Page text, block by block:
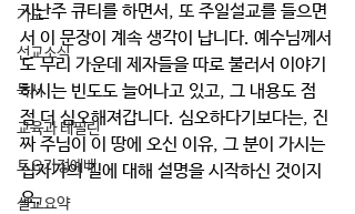
기도
선교소식
독서
교육과 테필린
토요가정예배
설교요약
지난주 큐티를 하면서, 또 주일설교를 들으면
서 이 문장이 계속 생각이 납니다. 예수님께서
도 무리 가운데 제자들을 따로 불러서 이야기
하시는 빈도도 늘어나고 있고, 그 내용도 점
점 더 심오해져갑니다. 심오하다기보다는, 진
짜 주님이 이 땅에 오신 이유, 그 분이 가시는
십자가의 길에 대해 설명을 시작하신 것이지
요.